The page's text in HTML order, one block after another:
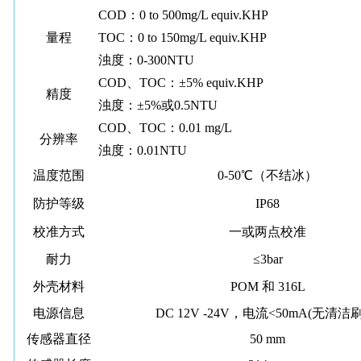
量程
COD：0 to 500mg/L equiv.KHP
TOC：0 to 150mg/L equiv.KHP
浊度：0-300NTU
精度
COD、TOC：±5% equiv.KHP
浊度：±5%或0.5NTU
分辨率
COD、TOC：0.01 mg/L
浊度：0.01NTU
温度范围
0-50℃（不结冰）
防护等级 IP68
校准方式
一或两点校准
耐力
≤3bar
外壳材料
POM 和 316L
电源信息
DC 12V -24V，电流<50mA(无清洁
传感器直径
50 mm